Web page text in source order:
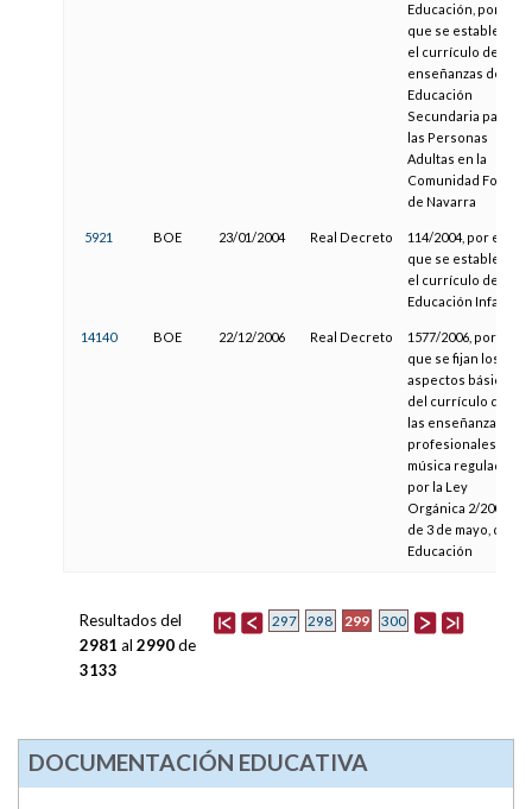
Educación, por la
que se establece
el currículo de las
enseñanzas de
Educación
Secundaria para
las Personas
Adultas en la
Comunidad Foral
de Navarra
5921 BOE 23/01/2004 Real Decreto
114/2004, por el
que se establece
el currículo de la
Educación Infantil
14140 BOE 22/12/2006 Real Decreto
1577/2006, por el
que se fijan los
aspectos básicos
del currículo de
las enseñanzas
profesionales de
música reguladas
por la Ley
Orgánica 2/2006,
de 3 de mayo, de
Educación
297 298 299 300
Resultados del
2981 al 2990de
3133
DOCUMENTACIÓN EDUCATIVA